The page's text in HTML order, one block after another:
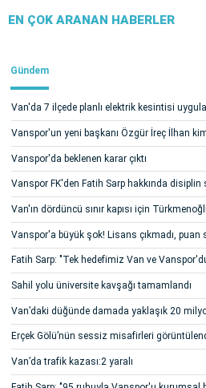
EN ÇOK ARANAN HABERLER
Gündem
Van'da 7 ilçede planlı elektrik kesintisi
Vanspor'un yeni başkanı Özgür İreç İlhan
Vanspor'da beklenen karar çıktı
Vanspor FK'den Fatih Sarp hakkında disiplin
Van'ın dördüncü sınır kapısı için
Vanspor'a büyük şok! Lisans çıkmadı, puan
Fatih Sarp: "Tek hedefimiz Van ve
Sahil yolu üniversite kavşağı tamamlandı
Van’daki düğünde damada yaklaşık 20
Erçek Gölü’nün sessiz misafirleri
Van’da trafik kazası:2 yaralı